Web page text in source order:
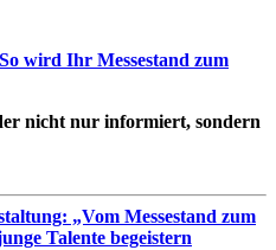
wird Ihr Messestand zum
nicht nur informiert, sondern
„Vom Messestand zum
Talente begeistern